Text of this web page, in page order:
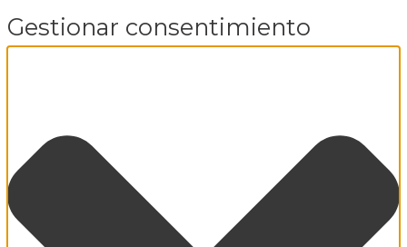
Gestionar consentimiento